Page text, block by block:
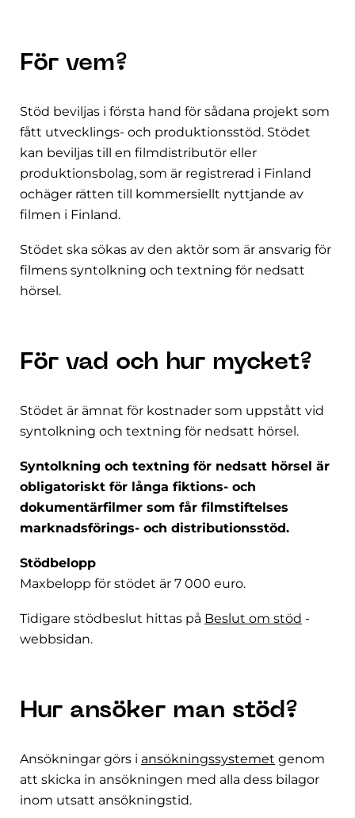
För vem?
Stöd beviljas i första hand för sådana projekt som
fått utvecklings- och produktionsstöd. Stödet
kan beviljas till en filmdistributör eller
produktionsbolag, som är registrerad i Finland
ochäger rätten till kommersiellt nyttjande av
filmen i Finland.
Stödet ska sökas av den aktör som är ansvarig för
filmens syntolkning och textning för nedsatt
hörsel.
För vad och hur mycket?
Stödet är ämnat för kostnader som uppstått vid
syntolkning och textning för nedsatt hörsel.
Syntolkning och textning för nedsatt hörsel är
obligatoriskt för långa fiktions- och
dokumentärfilmer som får filmstiftelses
marknadsförings- och distributionsstöd.
Stödbelopp
Maxbelopp för stödet är 7 000 euro.
Tidigare stödbeslut hittas på Beslut om stöd -
webbsidan.
Hur ansöker man stöd?
Ansökningar görs i ansökningssystemet genom
att skicka in ansökningen med alla dess bilagor
inom utsatt ansökningstid.